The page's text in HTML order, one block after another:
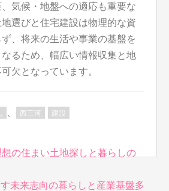
気候・地盤への適応も重要な
選びと住宅建設は物理的な資
、将来の生活や事業の基盤を
るため、幅広い情報収集と地
欠となっています。
西三河 建設
の住まい土地探しと暮らしの
未来志向の暮らしと産業基盤多